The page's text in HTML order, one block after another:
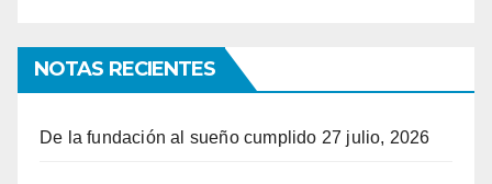
NOTAS RECIENTES
De la fundación al sueño cumplido 27 julio, 2026